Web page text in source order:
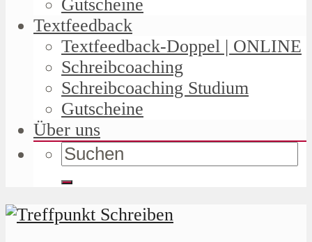
Gutscheine
Textfeedback
Textfeedback-Doppel | ONLINE
Schreibcoaching
Schreibcoaching Studium
Gutscheine
Über uns